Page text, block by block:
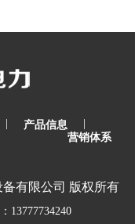
产品信息
营销体系
有限公司 版权所有
13777734240